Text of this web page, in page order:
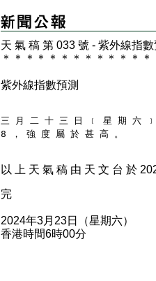
天 氣 稿 第 033 號 - 紫外線指
＊
＊ ＊ ＊ ＊ ＊ ＊ ＊ ＊ ＊ ＊ ＊ ＊
紫外線指數預測
三 月 二 十 三 日 ﹝ 星 期 六
8 ， 強 度 屬 於 甚 高 。
以 上 天 氣 稿 由 天 文 台 於
完
2024年3月23日（星期六）
香港時間6時00分